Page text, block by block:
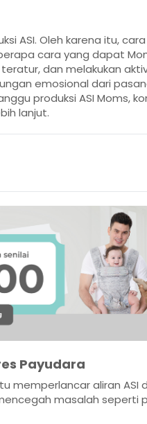
ASI. Oleh karena itu,
cara yang dapat
dan melakukan
emosional dari
produksi ASI Moms,
lanjut.
Payudara
memperlancar aliran ASI
masalah seperti